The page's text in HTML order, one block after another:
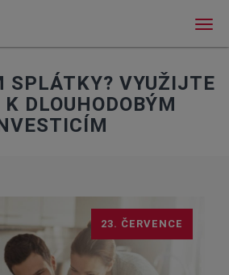
SPLÁTKY? VYUŽIJTE
K DLOUHODOBÝM
23. ČERVENCE